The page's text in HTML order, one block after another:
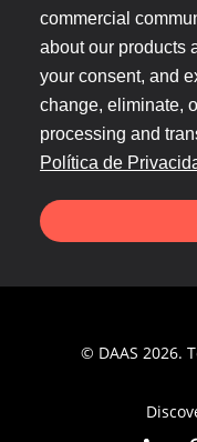
commercial
about our products
your consent, and
change, eliminate,
processing and
Política de
© DAAS 2026.